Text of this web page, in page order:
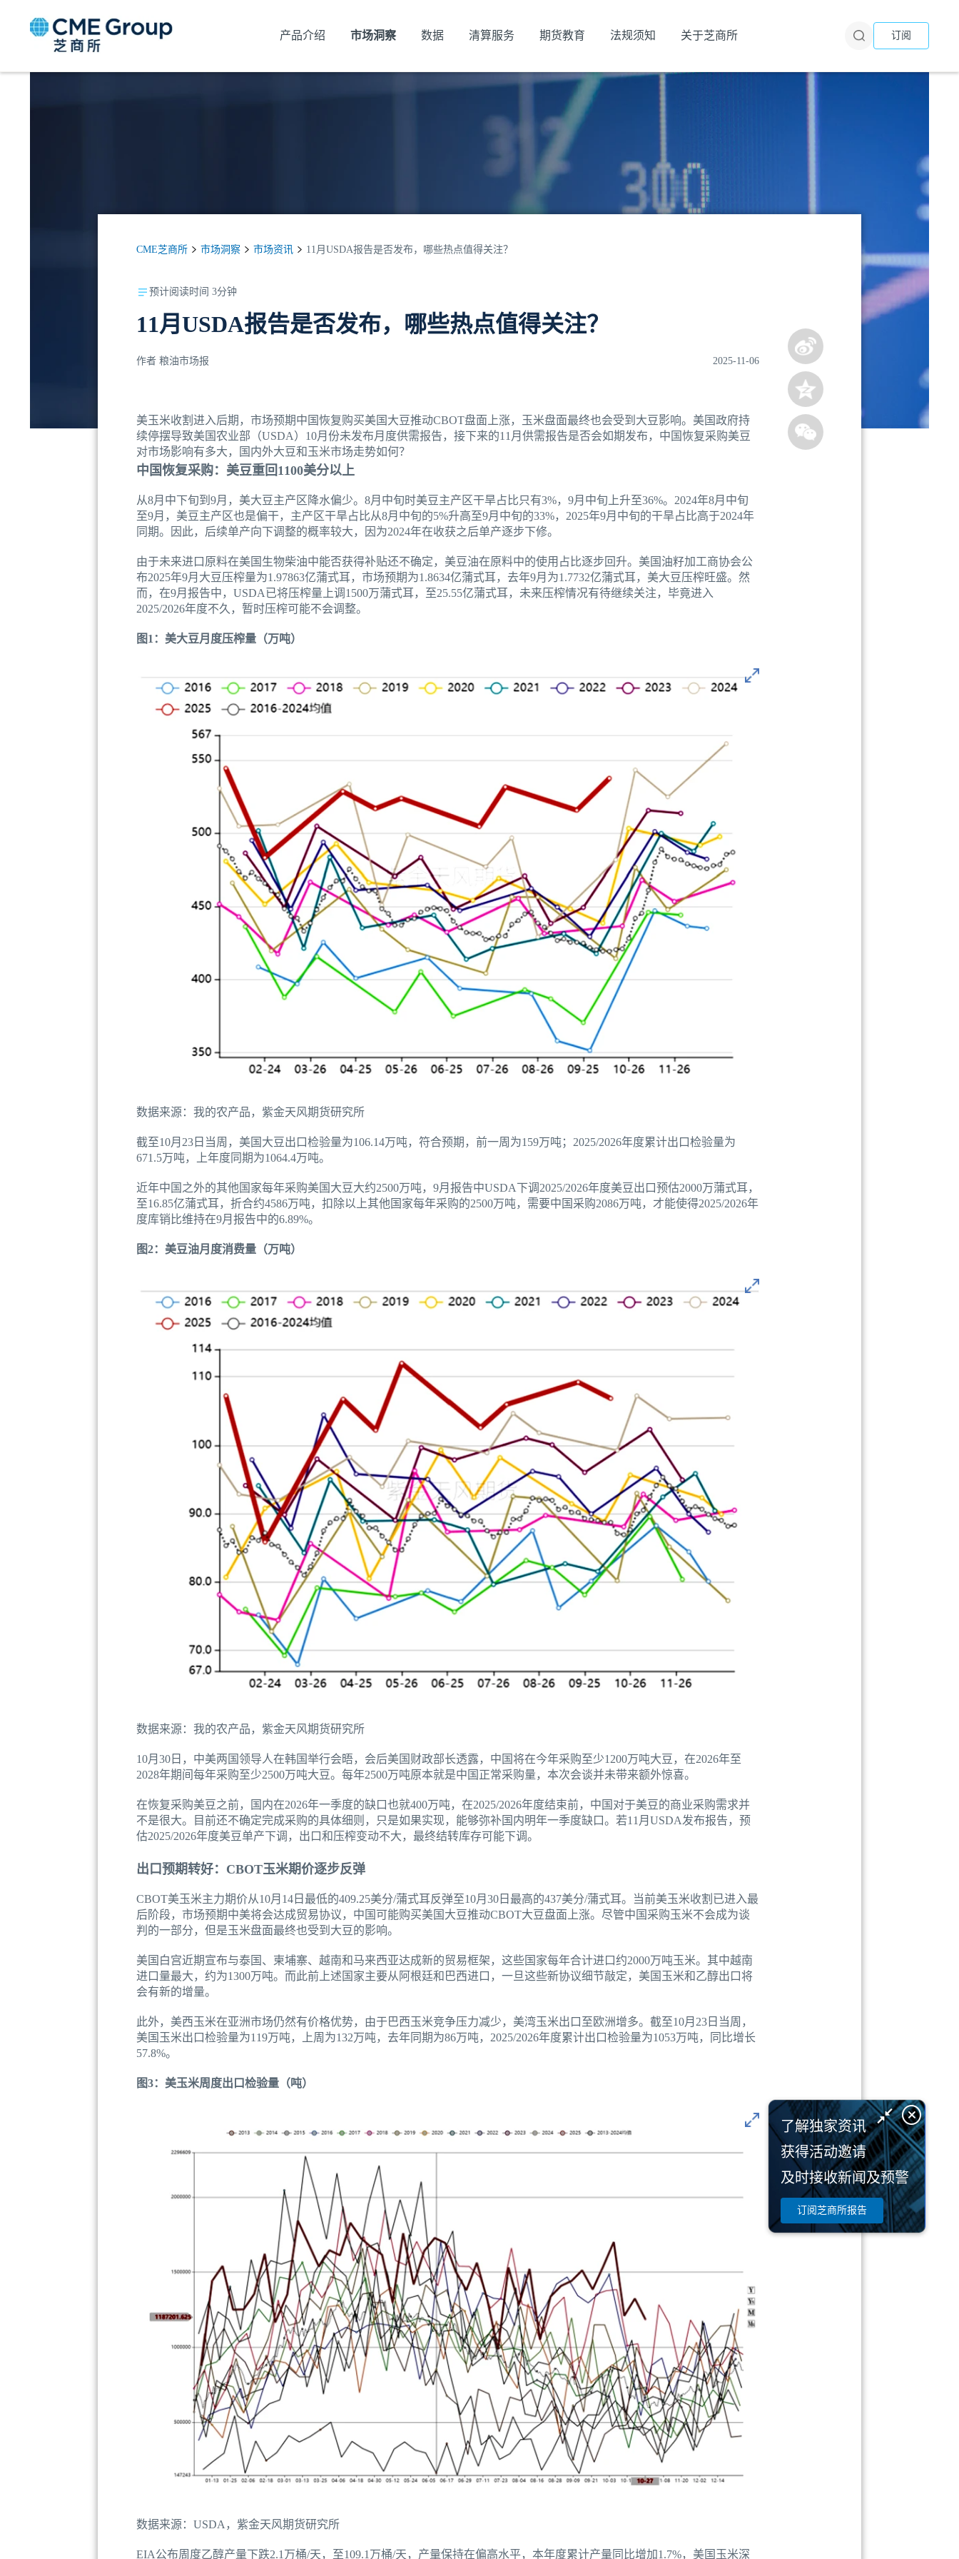
产品介绍 市场洞察 数据 清算服务 期货教育 法规须知 关于芝商所 订阅
CME芝商所 市场洞察 市场资讯 11月USDA报告是否发布，哪些热点值得关注？
预计阅读时间 3分钟
11月USDA报告是否发布，哪些热点值得关注？
作者 粮油市场报 2025-11-06
美玉米收割进入后期，市场预期中国恢复购买美国大豆推动CBOT盘面上涨，玉米盘面最终也会受到大豆影响。美国政府持
续停摆导致美国农业部（USDA）10月份未发布月度供需报告，接下来的11月供需报告是否会如期发布，中国恢复采购美豆
对市场影响有多大，国内外大豆和玉米市场走势如何？
中国恢复采购：美豆重回1100美分以上
从8月中下旬到9月，美大豆主产区降水偏少。8月中旬时美豆主产区干旱占比只有3%，9月中旬上升至36%。2024年8月中旬
至9月，美豆主产区也是偏干，主产区干旱占比从8月中旬的5%升高至9月中旬的33%，2025年9月中旬的干旱占比高于2024年
同期。因此，后续单产向下调整的概率较大，因为2024年在收获之后单产逐步下修。
由于未来进口原料在美国生物柴油中能否获得补贴还不确定，美豆油在原料中的使用占比逐步回升。美国油籽加工商协会公
布2025年9月大豆压榨量为1.97863亿蒲式耳，市场预期为1.8634亿蒲式耳，去年9月为1.7732亿蒲式耳，美大豆压榨旺盛。然
而，在9月报告中，USDA已将压榨量上调1500万蒲式耳，至25.55亿蒲式耳，未来压榨情况有待继续关注，毕竟进入
2025/2026年度不久，暂时压榨可能不会调整。
图1：美大豆月度压榨量（万吨）
数据来源：我的农产品，紫金天风期货研究所
截至10月23日当周，美国大豆出口检验量为106.14万吨，符合预期，前一周为159万吨；2025/2026年度累计出口检验量为
671.5万吨，上年度同期为1064.4万吨。
近年中国之外的其他国家每年采购美国大豆大约2500万吨，9月报告中USDA下调2025/2026年度美豆出口预估2000万蒲式耳，
至16.85亿蒲式耳，折合约4586万吨，扣除以上其他国家每年采购的2500万吨，需要中国采购2086万吨，才能使得2025/2026年
度库销比维持在9月报告中的6.89%。
图2：美豆油月度消费量（万吨）
数据来源：我的农产品，紫金天风期货研究所
10月30日，中美两国领导人在韩国举行会晤，会后美国财政部长透露，中国将在今年采购至少1200万吨大豆，在2026年至
2028年期间每年采购至少2500万吨大豆。每年2500万吨原本就是中国正常采购量，本次会谈并未带来额外惊喜。
在恢复采购美豆之前，国内在2026年一季度的缺口也就400万吨，在2025/2026年度结束前，中国对于美豆的商业采购需求并
不是很大。目前还不确定完成采购的具体细则，只是如果实现，能够弥补国内明年一季度缺口。若11月USDA发布报告，预
估2025/2026年度美豆单产下调，出口和压榨变动不大，最终结转库存可能下调。
出口预期转好：CBOT玉米期价逐步反弹
CBOT美玉米主力期价从10月14日最低的409.25美分/蒲式耳反弹至10月30日最高的437美分/蒲式耳。当前美玉米收割已进入最
后阶段，市场预期中美将会达成贸易协议，中国可能购买美国大豆推动CBOT大豆盘面上涨。尽管中国采购玉米不会成为谈
判的一部分，但是玉米盘面最终也受到大豆的影响。
美国白宫近期宣布与泰国、柬埔寨、越南和马来西亚达成新的贸易框架，这些国家每年合计进口约2000万吨玉米。其中越南
进口量最大，约为1300万吨。而此前上述国家主要从阿根廷和巴西进口，一旦这些新协议细节敲定，美国玉米和乙醇出口将
会有新的增量。
此外，美西玉米在亚洲市场仍然有价格优势，由于巴西玉米竞争压力减少，美湾玉米出口至欧洲增多。截至10月23日当周，
美国玉米出口检验量为119万吨，上周为132万吨，去年同期为86万吨，2025/2026年度累计出口检验量为1053万吨，同比增长
57.8%。
图3：美玉米周度出口检验量（吨）
数据来源：USDA，紫金天风期货研究所
EIA公布周度乙醇产量下跌2.1万桶/天，至109.1万桶/天，产量保持在偏高水平，本年度累计产量同比增加1.7%，美国玉米深
了解独家资讯
获得活动邀请
及时接收新闻及预警
订阅芝商所报告